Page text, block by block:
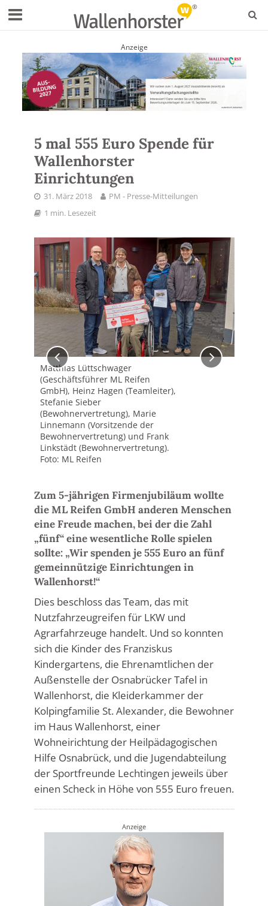
Anzeige
5 mal 555 Euro Spende für
Wallenhorster
Einrichtungen
31. März 2018
PM - Presse-Mitteilungen
1 min. Lesezeit
Matthias Lüttschwager
(Geschäftsführer ML Reifen
GmbH), Heinz Hagen (Teamleiter),
Stefanie Sieber
(Bewohnervertretung), Marie
Linnemann (Vorsitzende der
Bewohnervertretung) und Frank
Linkstädt (Bewohnervertretung).
Foto: ML Reifen
Zum 5-jährigen Firmenjubiläum wollte
die ML Reifen GmbH anderen Menschen
eine Freude machen, bei der die Zahl
„fünf“ eine wesentliche Rolle spielen
sollte: „Wir spenden je 555 Euro an fünf
gemeinnützige Einrichtungen in
Wallenhorst!“
Dies beschloss das Team, das mit
Nutzfahrzeugreifen für LKW und
Agrarfahrzeuge handelt. Und so konnten
sich die Kinder des Franziskus
Kindergartens, die Ehrenamtlichen der
Außenstelle der Osnabrücker Tafel in
Wallenhorst, die Kleiderkammer der
Kolpingfamilie St. Alexander, die Bewohner
im Haus Wallenhorst, einer
Wohneirichtung der Heilpädagogischen
Hilfe Osnabrück, und die Jugendabteilung
der Sportfreunde Lechtingen jeweils über
einen Scheck in Höhe von 555 Euro freuen.
Anzeige